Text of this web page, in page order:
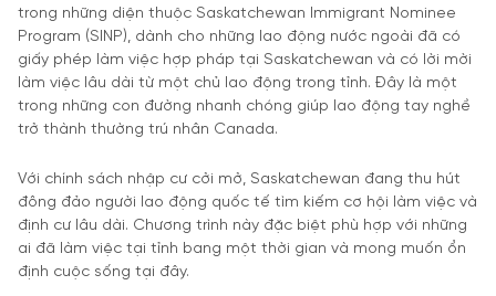
trong những diện thuộc Saskatchewan Immigrant Nominee
Program (SINP), dành cho những lao động nước ngoài đã có
giấy phép làm việc hợp pháp tại Saskatchewan và có lời mời
làm việc lâu dài từ một chủ lao động trong tỉnh. Đây là một
trong những con đường nhanh chóng giúp lao động tay nghề
trở thành thường trú nhân Canada.
Với chính sách nhập cư cởi mở, Saskatchewan đang thu hút
đông đảo người lao động quốc tế tìm kiếm cơ hội làm việc và
định cư lâu dài. Chương trình này đặc biệt phù hợp với những
ai đã làm việc tại tỉnh bang một thời gian và mong muốn ổn
định cuộc sống tại đây.